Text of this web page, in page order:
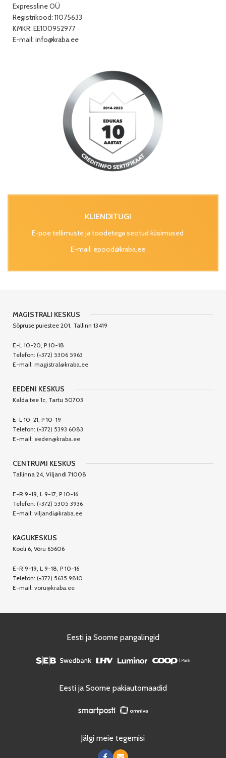
Expressline OÜ
Registrikood: 11075633
KMKR: EE100952977
E-mail: info@kraba.ee
KLIENDITUGI
E-poe tellimuste ja toodetega seotud küsimused
E-mail: epood@kraba.ee
MAGISTRALI KESKUS
Sõpruse puiestee 201, Tallinn 13419
E-L 10-20, P 10-18
Telefon: (+372) 5306 5963
E-mail: magistral@kraba.ee
EEDENI KESKUS
Kalda tee 1c, Tartu 50703
E-L 10-21, P 10-19
Telefon: (+372) 5393 6083
E-mail: eeden@kraba.ee
CENTRUMI KESKUS
Tallinna 24, Viljandi 71008
E-R 9-19, L 9-17, P 10-16
Telefon: (+372) 5305 3936
E-mail: viljandi@kraba.ee
KAGUKESKUS
Kooli 6, Võru 65606
E-R 9-19, L 9-18, P 10-16
Telefon: (+372) 5635 9810
E-mail: voru@kraba.ee
Eesti ja Soome pangalingid
Eesti ja Soome pakiautomaadid
Jälgi meie tegemisi